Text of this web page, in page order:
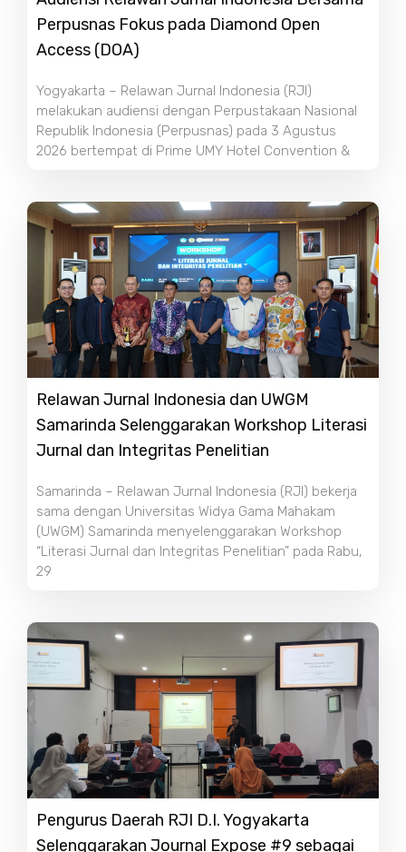
Perpusnas Fokus pada Diamond Open
Access (DOA)
Yogyakarta – Relawan Jurnal Indonesia (RJI)
melakukan audiensi dengan Perpustakaan Nasional
Republik Indonesia (Perpusnas) pada 3 Agustus
2026 bertempat di Prime UMY Hotel Convention &
Relawan Jurnal Indonesia dan UWGM
Samarinda Selenggarakan Workshop Literasi
Jurnal dan Integritas Penelitian
Samarinda – Relawan Jurnal Indonesia (RJI) bekerja
sama dengan Universitas Widya Gama Mahakam
(UWGM) Samarinda menyelenggarakan Workshop
“Literasi Jurnal dan Integritas Penelitian” pada Rabu,
29
Pengurus Daerah RJI D.I. Yogyakarta
Selenggarakan Journal Expose #9 sebagai